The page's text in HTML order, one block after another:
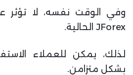
وفي الوقت نفسه، لا تؤثر
JForex الحالية.
لذلك، يمكن للعملاء
بشكل متزامن.